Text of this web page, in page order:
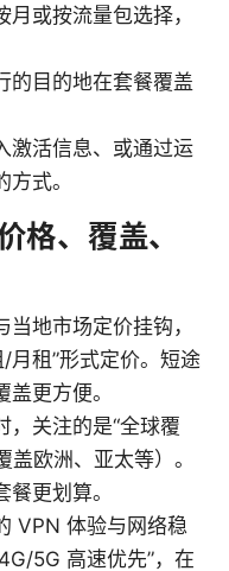
或按流量包选择，
的目的地在套餐覆盖
激活信息、或通过运
式。
格、覆盖、
地市场定价挂钩，
月租”形式定价。短途
更方便。
，关注的是“全球覆
盖欧洲、亚太等）。
更划算。
VPN 体验与网络稳
5G 高速优先”，在